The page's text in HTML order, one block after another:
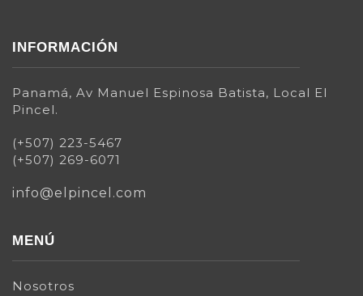
INFORMACIÓN
Panamá, Av Manuel Espinosa Batista, Local El
Pincel.
(+507) 223-5467
(+507) 269-6071
info@elpincel.com
MENÚ
Nosotros